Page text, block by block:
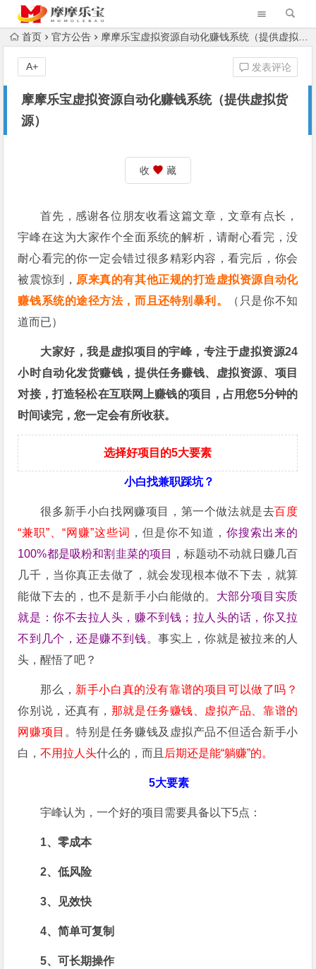
首页 官方公告 摩摩乐宝虚拟资源自动化赚钱系统（提供虚拟货源）
摩摩乐宝虚拟资源自动化赚钱系统（提供虚拟货
源）
发表评论
A+
收 藏
首先，感谢各位朋友收看这篇文章，文章有点长，
宇峰在这为大家作个全面系统的解析，请耐心看完，没
耐心看完的你一定会错过很多精彩内容，看完后，你会
被震惊到， 原来真的有其他正规的打造虚拟资源自动化
赚钱系统的途径方法，而且还特别暴利。
（只是你不知
道而已）
大家好，我是虚拟项目的宇峰，专注于虚拟资源24
小时自动化发货赚钱，提供任务赚钱、虚拟资源、项目
对接，打造轻松在互联网上赚钱的项目，占用您5分钟的
时间读完，您一定会有所收获。
选择好项目的5大要素
小白找兼职踩坑？
很多新手小白找网赚项目，第一个做法就是去百度
“兼职”、“网赚”这些词 ，但是你不知道，你搜索出来的
100%都是吸粉和割韭菜的项目
，标题动不动就日赚几百
几千，当你真正去做了，就会发现根本做不下去，就算
能做下去的，也不是新手小白能做的。 大部分项目实质
就是：你不去拉人头，赚不到钱；拉人头的话，你又拉
不到几个，还是赚不到钱。事实上，你就是被拉来的人
头，醒悟了吧？
那么， 新手小白真的没有靠谱的项目可以做了吗？
你别说，还真有， 那就是任务赚钱、虚拟产品、靠谱的
网赚项目 。特别是任务赚钱及虚拟产品不但适合新手小
白，不用拉人头什么的，而且 后期还是能“躺赚”的。
5大要素
宇峰认为，一个好的项目需要具备以下5点：
1、零成本
2、低风险
3、见效快
4、简单可复制
5、可长期操作